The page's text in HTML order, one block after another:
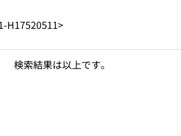
H17520511>
検索結果は以上です。